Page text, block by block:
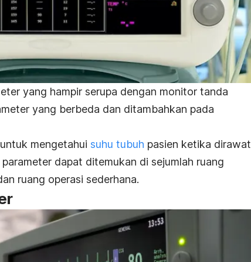
yang hampir serupa dengan monitor tanda
yang berbeda dan ditambahkan pada
mengetahui suhu tubuh pasien ketika dirawat
dapat ditemukan di sejumlah ruang
ruang operasi sederhana.